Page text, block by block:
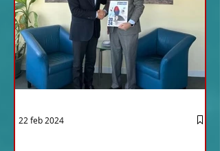
22 feb 2024